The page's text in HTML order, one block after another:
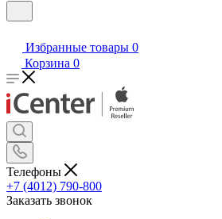
Избранные товары 0
Корзина 0
Телефоны
+7 (4012) 790-800
Заказать звонок